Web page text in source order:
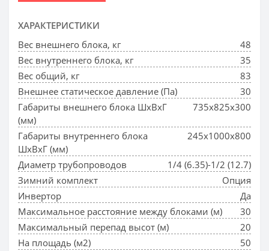
ХАРАКТЕРИСТИКИ
Вес внешнего блока, кг
48
Вес внутреннего блока, кг
35
Вес общий, кг
83
Внешнее статическое давление (Па)
30
Габариты внешнего блока ШхВхГ
(мм)
735х825х300
Габариты внутреннего блока
ШхВхГ (мм)
245х1000х800
Диаметр трубопроводов
1/4 (6.35)-1/2 (12.7)
Зимний комплект
Опция
Инвертор
Да
Максимальное расстояние между блоками (м)
30
Максимальный перепад высот (м)
20
На площадь (м2)
50